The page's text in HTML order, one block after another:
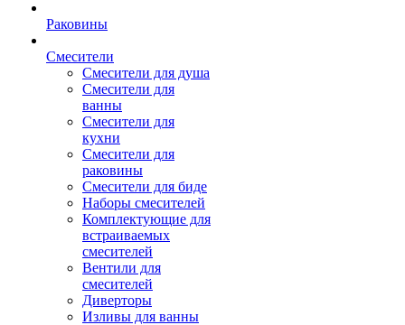
Раковины
Смесители
Смесители для душа
Смесители для
ванны
Смесители для
кухни
Смесители для
раковины
Смесители для биде
Наборы смесителей
Комплектующие для
встраиваемых
смесителей
Вентили для
смесителей
Диверторы
Изливы для ванны